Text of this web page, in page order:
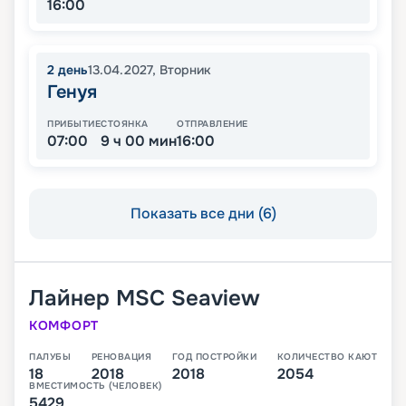
16:00
2 день13.04.2027, Вторник
Генуя
ПРИБЫТИЕ
07:00
СТОЯНКА
9 ч 00 мин
ОТПРАВЛЕНИЕ
16:00
Показать все дни (6)
Лайнер MSC Seaview
КОМФОРТ
ПАЛУБЫ
18
РЕНОВАЦИЯ
2018
ГОД ПОСТРОЙКИ
2018
КОЛИЧЕСТВО КАЮТ
2054
ВМЕСТИМОСТЬ (ЧЕЛОВЕК)